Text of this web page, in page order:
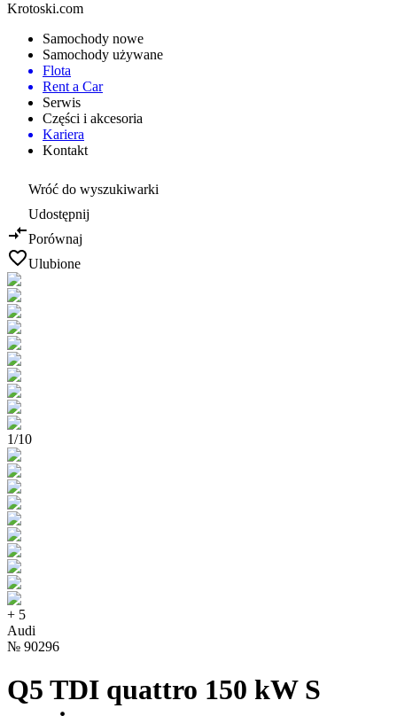
Krotoski.com
Samochody nowe
Samochody używane
Flota
Rent a Car
Serwis
Części i akcesoria
Kariera
Kontakt
Wróć do wyszukiwarki
Udostępnij
Porównaj
Ulubione
1/10
+ 5
Audi
№ 90296
Q5 TDI quattro 150 kW S